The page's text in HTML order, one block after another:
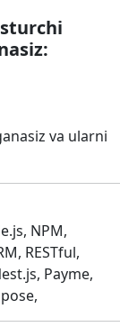
va ularni
NPM,
RESTful,
Payme,